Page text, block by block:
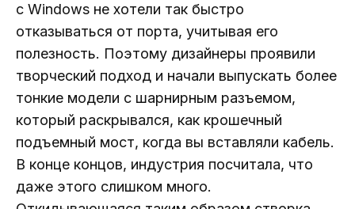
с Windows не хотели так быстро
отказываться от порта, учитывая его
полезность. Поэтому дизайнеры проявили
творческий подход и начали выпускать более
тонкие модели с шарнирным разъемом,
который раскрывался, как крошечный
подъемный мост, когда вы вставляли кабель.
В конце концов, индустрия посчитала, что
даже этого слишком много.